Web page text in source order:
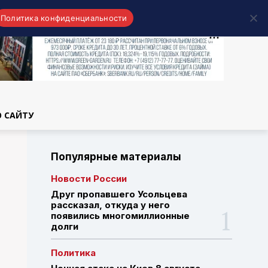
САЙТУ
Популярные материалы
Новости России
Друг пропавшего Усольцева
рассказал, откуда у него
появились многомиллионные
долги
Политика
Политика конфиденциальности